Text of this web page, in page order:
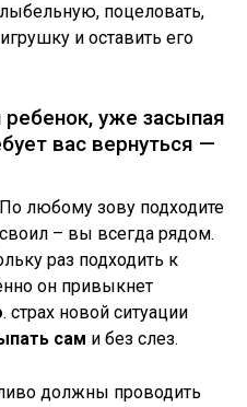
поцеловать,
и оставить его
уже засыпая
вас вернуться —
любому зову подходите
– вы всегда рядом.
раз подходить к
он привыкнет
. страх новой ситуации
сам и без слез.
должны проводить